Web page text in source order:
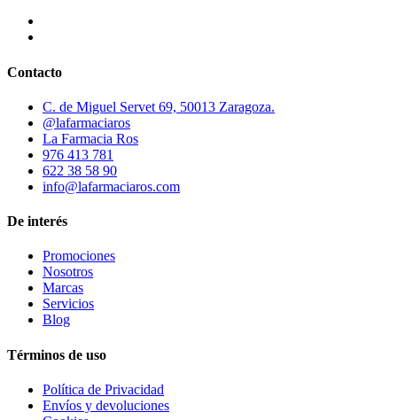
Contacto
C. de Miguel Servet 69, 50013 Zaragoza.
@lafarmaciaros
La Farmacia Ros
976 413 781
622 38 58 90
info@lafarmaciaros.com
De interés
Promociones
Nosotros
Marcas
Servicios
Blog
Términos de uso
Política de Privacidad
Envíos y devoluciones